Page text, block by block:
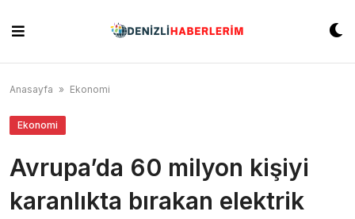
content
Anasayfa » Ekonomi
Ekonomi
Avrupa’da 60 milyon kişiyi
karanlıkta bırakan elektrik